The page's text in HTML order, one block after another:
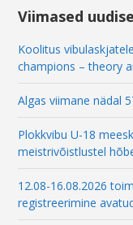
E
m
a
i
l
Viimased
Koolitus
champions – theory
Algas viimane nädal
Plokkvibu U-18
meistrivõistlustel
12.08-16.08.2026
registreerimine